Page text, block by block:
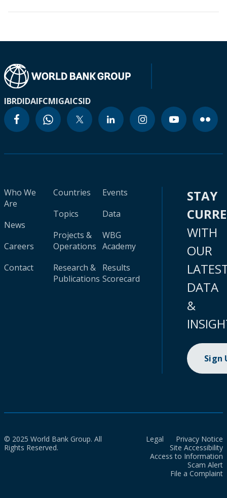
IBRDIDAIFCMIGAICSID
Who We
Are
News
Careers
Contact
Countries
Topics
Projects &
Operations
Research &
Publications
Events
Data
WBG
Academy
Results
Scorecard
STAY
WITH
OUR
DATA
&
Sign
© 2025 World Bank Group. All
Rights Reserved.
Legal
Privacy Notice
Site Accessibility
Access to Information
Scam Alert
File a Complaint